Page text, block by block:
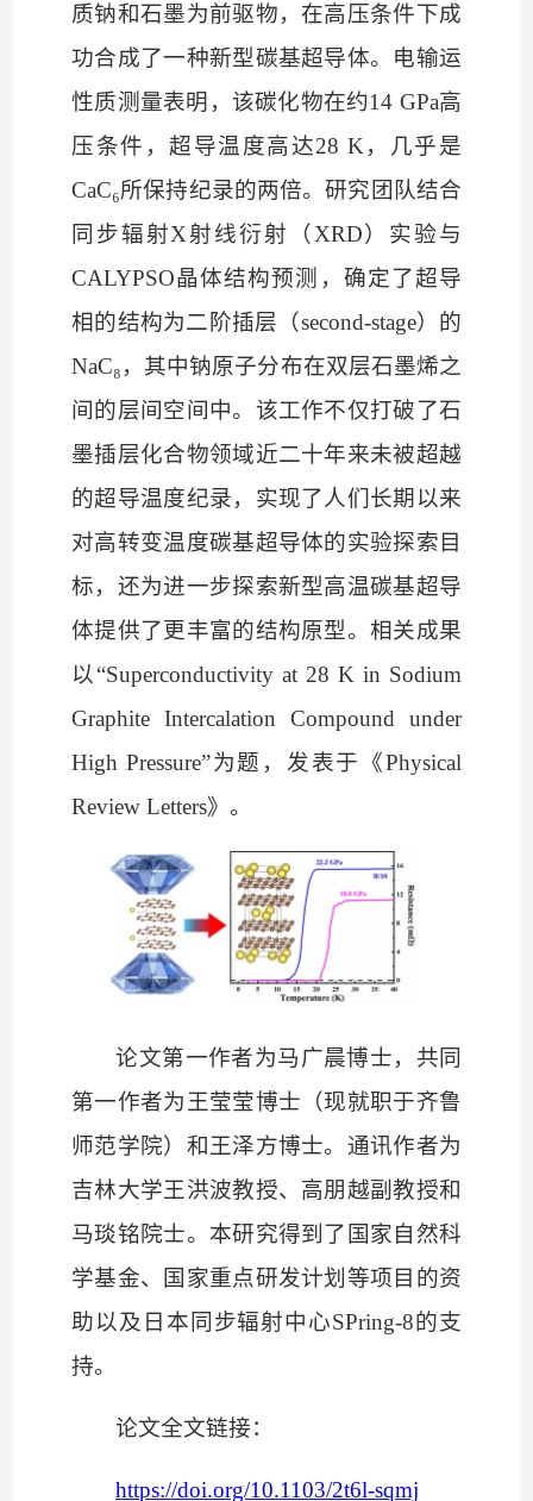
质钠和石墨为前驱物，在高压条件下成
功合成了一种新型碳基超导体。电输运
性质测量表明，该碳化物在约14 GPa高
压条件，超导温度高达28 K，几乎是
CaC₆所保持纪录的两倍。研究团队结合
同步辐射X射线衍射（XRD）实验与
CALYPSO晶体结构预测，确定了超导
相的结构为二阶插层（second-stage）的
NaC₈，其中钠原子分布在双层石墨烯之
间的层间空间中。该工作不仅打破了石
墨插层化合物领域近二十年来未被超越
的超导温度纪录，实现了人们长期以来
对高转变温度碳基超导体的实验探索目
标，还为进一步探索新型高温碳基超导
体提供了更丰富的结构原型。相关成果
以“Superconductivity at 28 K in Sodium
Graphite Intercalation Compound under
High Pressure”为题，发表于《Physical
Review Letters》。
论文第一作者为马广晨博士，共同
第一作者为王莹莹博士（现就职于齐鲁
师范学院）和王泽方博士。通讯作者为
吉林大学王洪波教授、高朋越副教授和
马琰铭院士。本研究得到了国家自然科
学基金、国家重点研发计划等项目的资
助以及日本同步辐射中心SPring-8的支
持。
论文全文链接：
https://doi.org/10.1103/2t6l-sqmj